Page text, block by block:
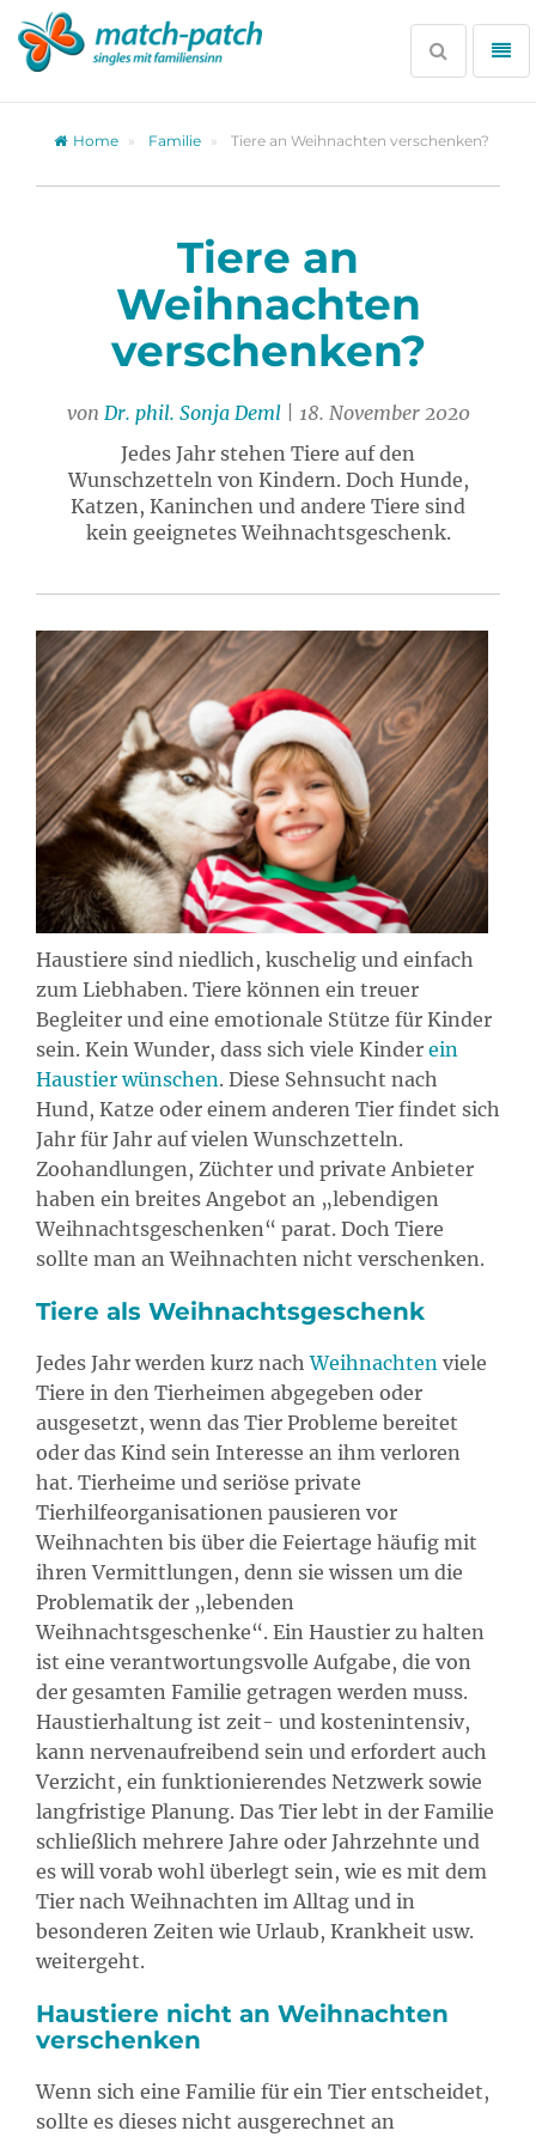
Zur
Partnersuche
Suche
öffnen
Home Familie Tiere an Weihnachten verschenken?
Tiere an
Weihnachten
verschenken?
von Dr. phil. Sonja Deml| 18. November 2020
Jedes Jahr stehen Tiere auf den
Wunschzetteln von Kindern. Doch Hunde,
Katzen, Kaninchen und andere Tiere sind
kein geeignetes Weihnachtsgeschenk.
Haustiere sind niedlich, kuschelig und einfach
zum Liebhaben. Tiere können ein treuer
Begleiter und eine emotionale Stütze für Kinder
sein. Kein Wunder, dass sich viele Kinder ein
Haustier wünschen. Diese Sehnsucht nach
Hund, Katze oder einem anderen Tier findet sich
Jahr für Jahr auf vielen Wunschzetteln.
Zoohandlungen, Züchter und private Anbieter
haben ein breites Angebot an „lebendigen
Weihnachtsgeschenken“ parat. Doch Tiere
sollte man an Weihnachten nicht verschenken.
Tiere als Weihnachtsgeschenk
Jedes Jahr werden kurz nachWeihnachten viele
Tiere in den Tierheimen abgegeben oder
ausgesetzt, wenn das Tier Probleme bereitet
oder das Kind sein Interesse an ihm verloren
hat. Tierheime und seriöse private
Tierhilfeorganisationen pausieren vor
Weihnachten bis über die Feiertage häufig mit
ihren Vermittlungen, denn sie wissen um die
Problematik der „lebenden
Weihnachtsgeschenke“. Ein Haustier zu halten
ist eine verantwortungsvolle Aufgabe, die von
der gesamten Familie getragen werden muss.
Haustierhaltung ist zeit- und kostenintensiv,
kann nervenaufreibend sein und erfordert auch
Verzicht, ein funktionierendes Netzwerk sowie
langfristige Planung. Das Tier lebt in der Familie
schließlich mehrere Jahre oder Jahrzehnte und
es will vorab wohl überlegt sein, wie es mit dem
Tier nach Weihnachten im Alltag und in
besonderen Zeiten wie Urlaub, Krankheit usw.
weitergeht.
Haustiere nicht an Weihnachten
verschenken
Wenn sich eine Familie für ein Tier entscheidet,
sollte es dieses nicht ausgerechnet an